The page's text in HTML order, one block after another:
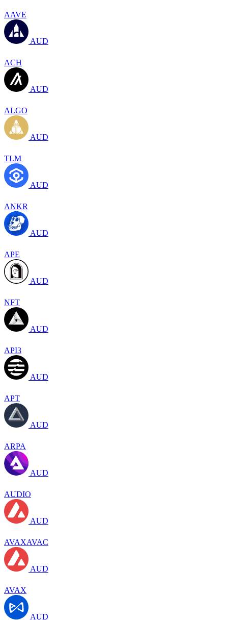
AAVE
AUD
ACH
AUD
ALGO
AUD
TLM
AUD
ANKR
AUD
APE
AUD
NFT
AUD
API3
AUD
APT
AUD
ARPA
AUD
AUDIO
AUD
AVAXAVAC
AUD
AVAX
AUD